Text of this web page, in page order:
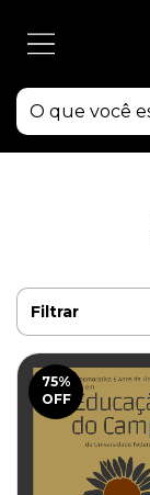
Filtrar
75%
OFF